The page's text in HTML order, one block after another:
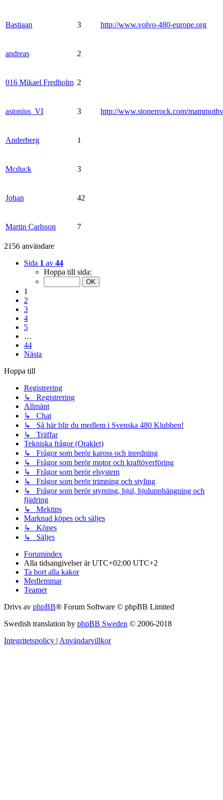
Bastiaan 3 http://www.volvo-480-europe.org
andreas 2
016 Mikael Fredholm 2
astonius_VI 3 http://www.stonerrock.com/
Anderberg 1
Mcduck 3
Johan 42
Martin Carlsson 7
2156 användare
Sida 1 av 44
Hoppa till sida:
1
2
3
4
5
…
44
Nästa
Hoppa till
Registrering
↳ Registrering
Allmänt
↳ Chat
↳ Så här blir du medlem i Svenska 480 Klubben!
↳ Träffar
Tekniska frågor (Oraklet)
↳ Frågor som berör kaross och inredning
↳ Frågor som berör motor och kraftöverföring
↳ Frågor som berör elsystem
↳ Frågor som berör trimning och styling
↳ Frågor som berör styrning, hjul, hjulupphängning och
fjädring
↳ Mektips
Marknad köpes och säljes
↳ Köpes
↳ Säljes
Forumindex
Alla tidsangivelser är UTC+02:00 UTC+2
Ta bort alla kakor
Medlemmar
Teamet
Drivs av phpBB® Forum Software © phpBB Limited
Swedish translation by phpBB Sweden © 2006-2018
Integritetspolicy | Användarvillkor